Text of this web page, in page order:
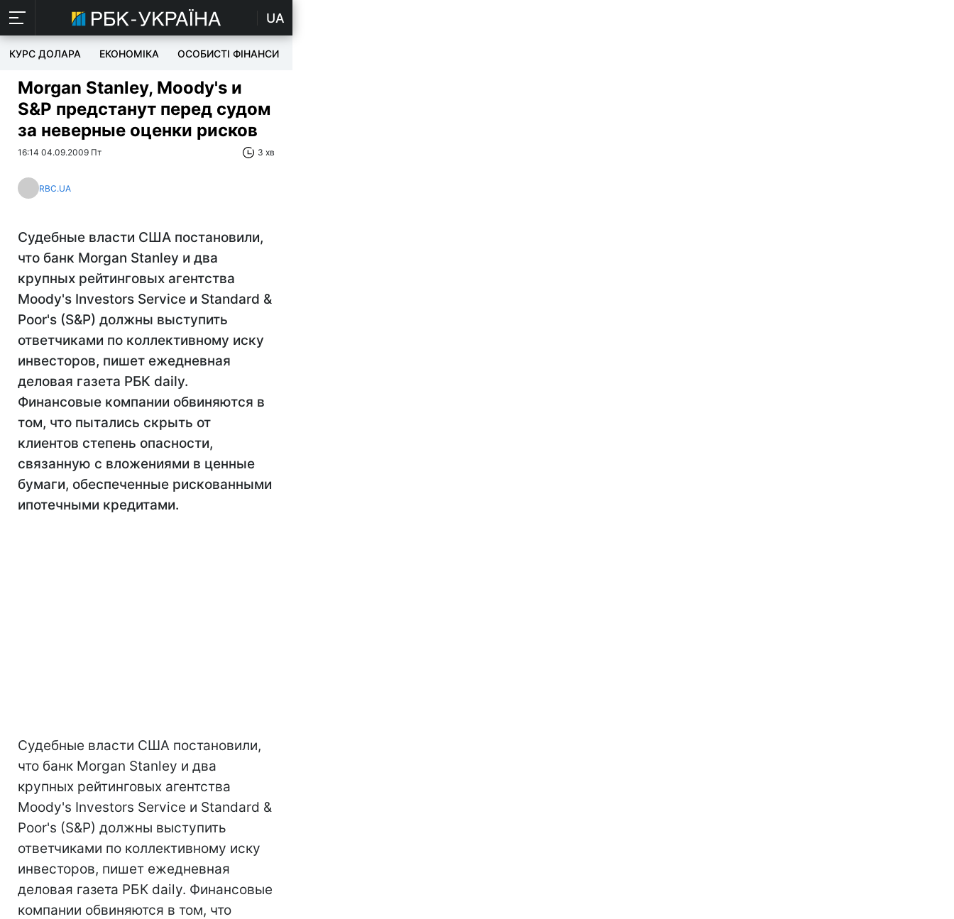
UA
КУРС ДОЛАРА ЕКОНОМІКА ОСОБИСТІ ФІНАНСИ
Morgan Stanley, Moody's и
S&P предстанут перед судом
за неверные оценки рисков
16:14 04.09.2009 Пт 3 хв
RBC.UA
Судебные власти США постановили,
что банк Morgan Stanley и два
крупных рейтинговых агентства
Moody's Investors Service и Standard &
Poor's (S&P) должны выступить
ответчиками по коллективному иску
инвесторов, пишет ежедневная
деловая газета РБК daily.
Финансовые компании обвиняются в
том, что пытались скрыть от
клиентов степень опасности,
связанную с вложениями в ценные
бумаги, обеспеченные рискованными
ипотечными кредитами.
Судебные власти США постановили,
что банк Morgan Stanley и два
крупных рейтинговых агентства
Moody's Investors Service и Standard &
Poor's (S&P) должны выступить
ответчиками по коллективному иску
инвесторов, пишет ежедневная
деловая газета РБК daily. Финансовые
компании обвиняются в том, что